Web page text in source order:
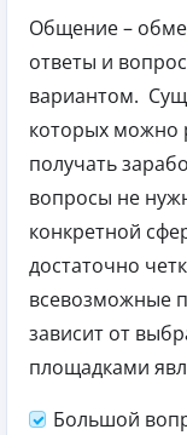
Общение –
ответы и
вариантом.
которых можно
получать
вопросы не
конкретной
достаточно
всевозможные
зависит от
площадками
Большой